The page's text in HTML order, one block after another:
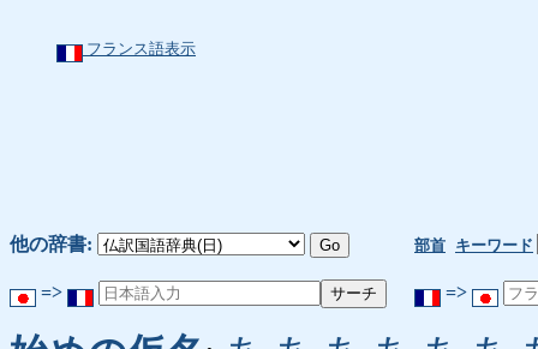
フランス語表示
他の辞書: 部首 キーワード
=> =>